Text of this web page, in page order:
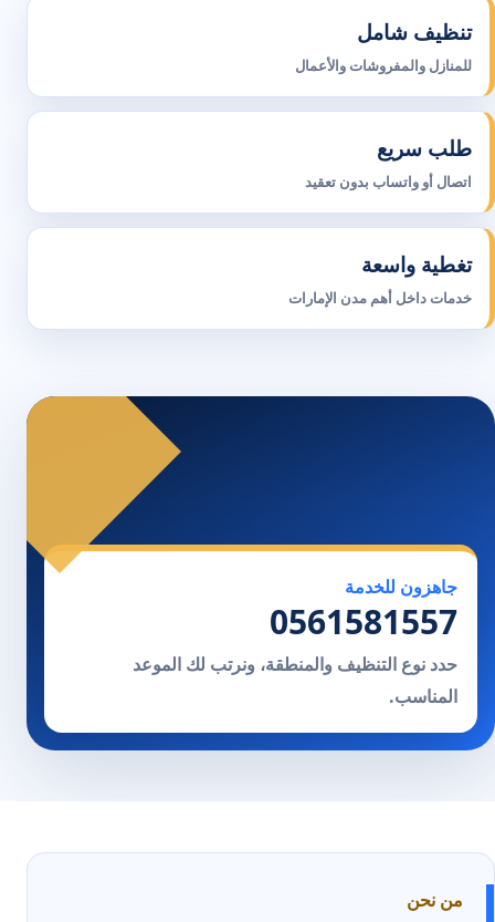
تنظيف شامل
للمنازل والمفروشات والأعمال
طلب سريع
اتصال أو واتساب بدون تعقيد
تغطية واسعة
خدمات داخل أهم مدن الإمارات
جاهزون للخدمة
0561581557
حدد نوع التنظيف والمنطقة، ونرتب لك الموعد
المناسب.
من نحن